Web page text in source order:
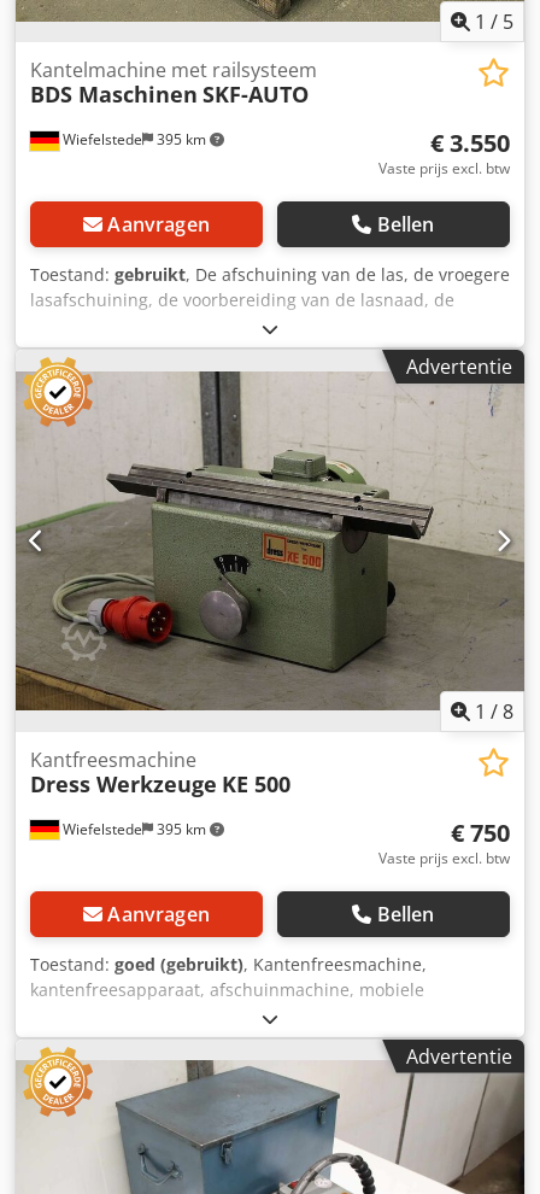
1 / 5
Wiefelstede 395 km
Kantelmachine met railsysteem
BDS Maschinen SKF-AUTO
€ 3.550
Vaste prijs excl. btw
Aanvragen Bellen
Toestand: gebruikt, De afschuining van de las, de vroegere
lasafschuining, de voorbereiding van de lasnaad, de
lasafschuining die machine, de machine van de randfrees,
de mobiele freesmachine vormen -met: railsysteem -12x
lengte van de rails: 1210 mm -Afdemlengte: max. 30 mm
Cedpfjd Izt Rox Abgjha -maximale materiaaldikte: 40 mm -
met: elektronische toevoerinrichting elektronisch
instelbaar -Maten doos: 1170/780/H510 mm -gewicht: 320
Advertentie
1 /8
Wiefelstede 395 km
Kantfreesmachine
Dress Werkzeuge KE 500
€ 750
Vaste prijs excl. btw
Aanvragen Bellen
Toestand: goed (gebruikt), Kantenfreesmachine,
kantenfreesapparaat, afschuinmachine, mobiele
freesmachine, lasnaadvoorbereider, lasnaadvormer,
voorbereidingsmachine voor lasnaden,
lasnaadvormmachine, ontbraamapparaat,
ontbraammachine Kantfreesbereik: 0 - 3 mm Aandrijving:
0,45 kW Hoek: verstelbaar Chodsd Nzgvjpfx Abgja
Afmetingen: 485/345/H250 mm Gewicht: 18,2 kg
Advertentie